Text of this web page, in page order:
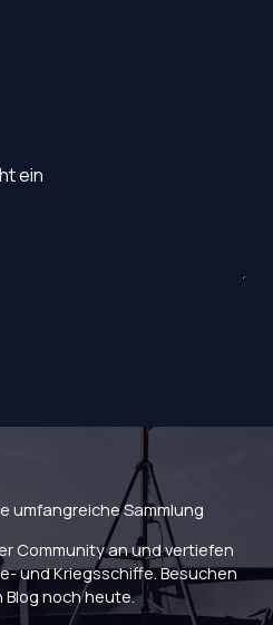
umfangreiche Sammlung
Community an und vertiefen
und Kriegsschiffe. Besuchen
Blog noch heute.